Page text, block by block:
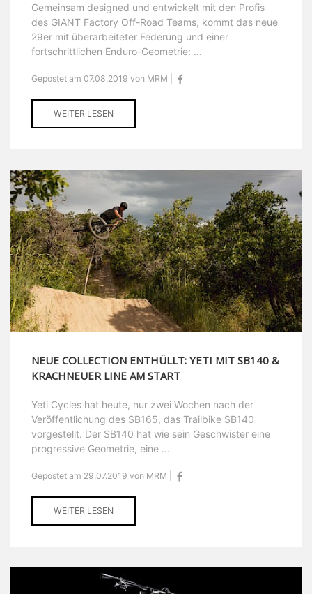
Gemeinsam designed und entwickelt mit den Profis
des GIANT Factory Off-Road Teams, kommt das neue
29er mit überarbeiteter Federung und einer
fortschrittlichen Enduro-Geometrie: ...
Gepostet am 07.08.2019 von MRM |
WEITER LESEN
NEUE COLLECTION ENTHÜLLT: YETI MIT SB140 &
KRACHNEUER LINE AM START
Yeti Cycles hat heute, nur zwei Wochen nach der
Veröffentlichung des SB165, das Trailbike SB140
vorgestellt. Der SB140 hat wie sein Geschwister eine
progressive Geometrie, eine ...
Gepostet am 29.07.2019 von MRM |
WEITER LESEN